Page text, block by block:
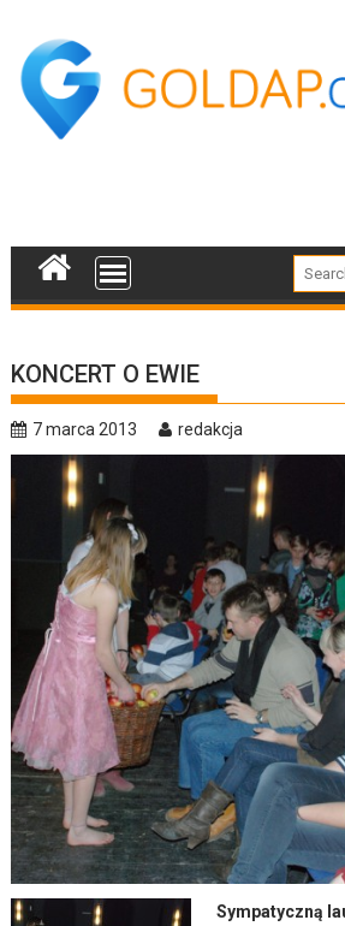
content
KONCERT O EWIE
7 marca 2013 redakcja
Sympatyczną